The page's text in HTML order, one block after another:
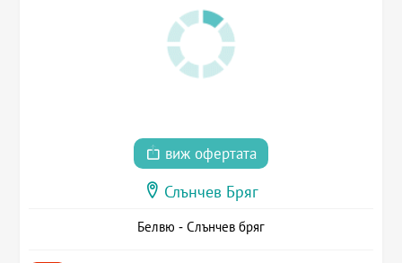
виж офертата
Слънчев Бряг
Белвю - Слънчев бряг